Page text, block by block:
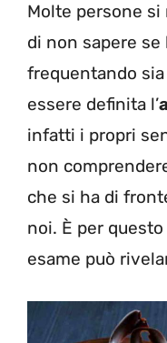
Molte persone
di non sapere
frequentando
essere definita l’
infatti i propri
non
che si ha di
noi. È per
esame può